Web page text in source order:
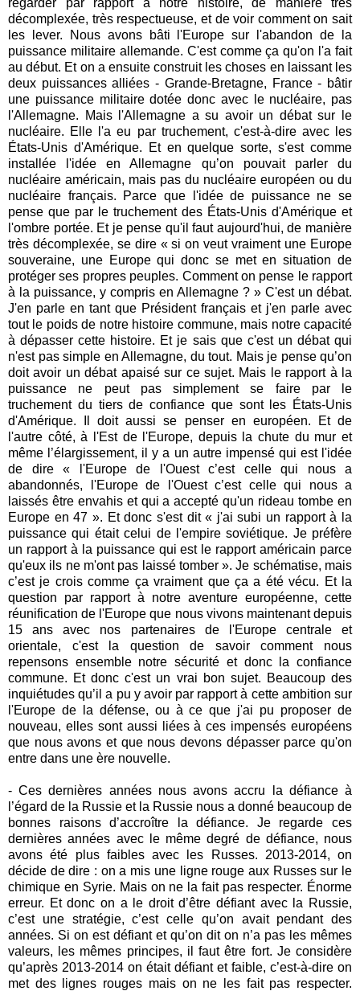
regarder par rapport à notre histoire, de manière très
décomplexée, très respectueuse, et de voir comment on sait
les lever. Nous avons bâti l'Europe sur l'abandon de la
puissance militaire allemande. C'est comme ça qu'on l'a fait
au début. Et on a ensuite construit les choses en laissant les
deux puissances alliées - Grande-Bretagne, France - bâtir
une puissance militaire dotée donc avec le nucléaire, pas
l'Allemagne. Mais l'Allemagne a su avoir un débat sur le
nucléaire. Elle l'a eu par truchement, c'est-à-dire avec les
États-Unis d'Amérique. Et en quelque sorte, s'est comme
installée l'idée en Allemagne qu’on pouvait parler du
nucléaire américain, mais pas du nucléaire européen ou du
nucléaire français. Parce que l'idée de puissance ne se
pense que par le truchement des États-Unis d'Amérique et
l'ombre portée. Et je pense qu'il faut aujourd'hui, de manière
très décomplexée, se dire « si on veut vraiment une Europe
souveraine, une Europe qui donc se met en situation de
protéger ses propres peuples. Comment on pense le rapport
à la puissance, y compris en Allemagne ? » C'est un débat.
J'en parle en tant que Président français et j'en parle avec
tout le poids de notre histoire commune, mais notre capacité
à dépasser cette histoire. Et je sais que c'est un débat qui
n'est pas simple en Allemagne, du tout. Mais je pense qu’on
doit avoir un débat apaisé sur ce sujet. Mais le rapport à la
puissance ne peut pas simplement se faire par le
truchement du tiers de confiance que sont les États-Unis
d'Amérique. Il doit aussi se penser en européen. Et de
l'autre côté, à l'Est de l'Europe, depuis la chute du mur et
même l’élargissement, il y a un autre impensé qui est l'idée
de dire « l'Europe de l'Ouest c’est celle qui nous a
abandonnés, l'Europe de l'Ouest c’est celle qui nous a
laissés être envahis et qui a accepté qu'un rideau tombe en
Europe en 47 ». Et donc s'est dit « j'ai subi un rapport à la
puissance qui était celui de l'empire soviétique. Je préfère
un rapport à la puissance qui est le rapport américain parce
qu'eux ils ne m'ont pas laissé tomber ». Je schématise, mais
c’est je crois comme ça vraiment que ça a été vécu. Et la
question par rapport à notre aventure européenne, cette
réunification de l'Europe que nous vivons maintenant depuis
15 ans avec nos partenaires de l'Europe centrale et
orientale, c'est la question de savoir comment nous
repensons ensemble notre sécurité et donc la confiance
commune. Et donc c'est un vrai bon sujet. Beaucoup des
inquiétudes qu’il a pu y avoir par rapport à cette ambition sur
l'Europe de la défense, ou à ce que j'ai pu proposer de
nouveau, elles sont aussi liées à ces impensés européens
que nous avons et que nous devons dépasser parce qu'on
entre dans une ère nouvelle.
- Ces dernières années nous avons accru la défiance à
l’égard de la Russie et la Russie nous a donné beaucoup de
bonnes raisons d’accroître la défiance. Je regarde ces
dernières années avec le même degré de défiance, nous
avons été plus faibles avec les Russes. 2013-2014, on
décide de dire : on a mis une ligne rouge aux Russes sur le
chimique en Syrie. Mais on ne la fait pas respecter. Énorme
erreur. Et donc on a le droit d’être défiant avec la Russie,
c’est une stratégie, c’est celle qu’on avait pendant des
années. Si on est défiant et qu’on dit on n’a pas les mêmes
valeurs, les mêmes principes, il faut être fort. Je considère
qu’après 2013-2014 on était défiant et faible, c’est-à-dire on
met des lignes rouges mais on ne les fait pas respecter.